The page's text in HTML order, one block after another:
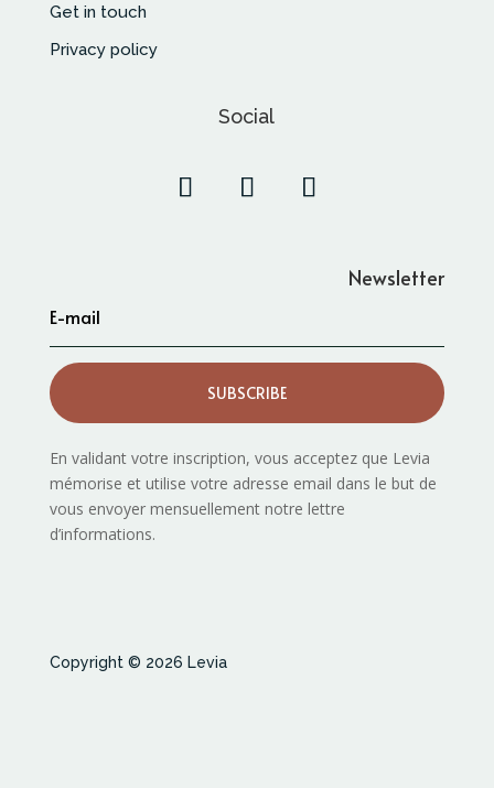
Get in touch
Privacy policy
Social
Newsletter
SUBSCRIBE
En validant votre inscription, vous acceptez que Levia
mémorise et utilise votre adresse email dans le but de
vous envoyer mensuellement notre lettre
d’informations.
Copyright © 2026 Levia